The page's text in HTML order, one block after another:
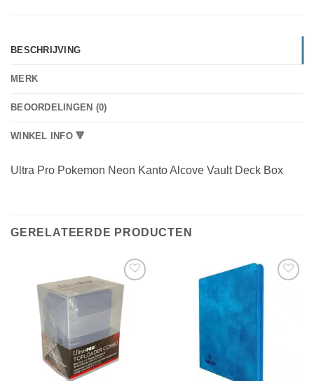
BESCHRIJVING
MERK
BEOORDELINGEN (0)
WINKEL INFO 🔻
Ultra Pro Pokemon Neon Kanto Alcove Vault Deck Box
GERELATEERDE PRODUCTEN